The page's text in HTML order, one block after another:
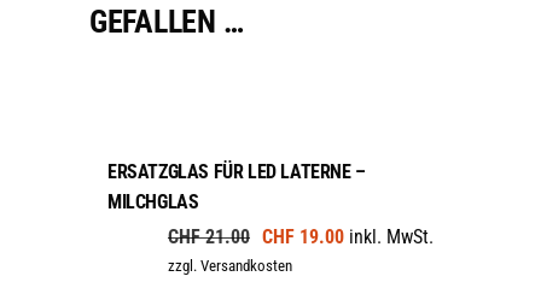
GEFALLEN …
sale
ERSATZGLAS FÜR LED LATERNE –
MILCHGLAS
CHF21.00 Ursprünglicher
Preis
war:
CHF 19.00Aktueller
inkl. MwSt.
zzgl. Versandkosten